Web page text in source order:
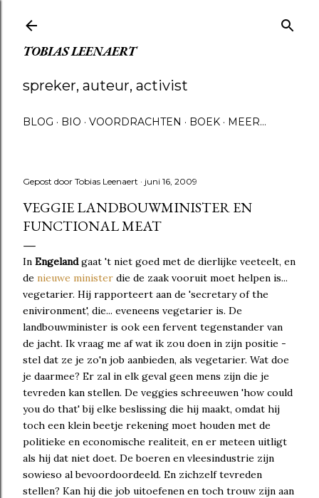
TOBIAS LEENAERT
spreker, auteur, activist
BLOG BIO VOORDRACHTEN BOEK MEER…
Gepost door Tobias Leenaert juni 16, 2009
VEGGIE LANDBOUWMINISTER EN
FUNCTIONAL MEAT
In Engelandgaat 't niet goed met de dierlijke veeteelt, en
de nieuwe minister die de zaak vooruit moet helpen is...
vegetarier. Hij rapporteert aan de 'secretary of the
enivironment', die... eveneens vegetarier is. De
landbouwminister is ook een fervent tegenstander van
de jacht. Ik vraag me af wat ik zou doen in zijn positie -
stel dat ze je zo'n job aanbieden, als vegetarier. Wat doe
je daarmee? Er zal in elk geval geen mens zijn die je
tevreden kan stellen. De veggies schreeuwen 'how could
you do that' bij elke beslissing die hij maakt, omdat hij
toch een klein beetje rekening moet houden met de
politieke en economische realiteit, en er meteen uitligt
als hij dat niet doet. De boeren en vleesindustrie zijn
sowieso al bevoordoordeeld. En zichzelf tevreden
stellen? Kan hij die job uitoefenen en toch trouw zijn aan